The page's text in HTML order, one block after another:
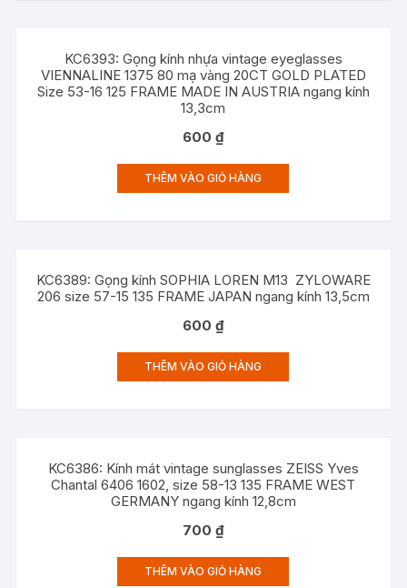
KC6393: Gọng kính nhựa vintage eyeglasses
VIENNALINE 1375 80 mạ vàng 20CT GOLD PLATED
Size 53-16 125 FRAME MADE IN AUSTRIA ngang kính
13,3cm
600₫
THÊM VÀO GIỎ HÀNG
KC6389: Gọng kính SOPHIA LOREN M13 ZYLOWARE
206 size 57-15 135 FRAME JAPAN ngang kính 13,5cm
600₫
THÊM VÀO GIỎ HÀNG
KC6386: Kính mát vintage sunglasses ZEISS Yves
Chantal 6406 1602, size 58-13 135 FRAME WEST
GERMANY ngang kính 12,8cm
700₫
THÊM VÀO GIỎ HÀNG